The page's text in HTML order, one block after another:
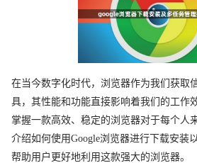
在当今数字化时代，浏览器作为我们获取
具，其性能和功能直接影响着我们的工作
掌握一款高效、稳定的浏览器对于每个人
介绍如何使用Google浏览器进行下载安装
帮助用户更好地利用这款强大的浏览器。